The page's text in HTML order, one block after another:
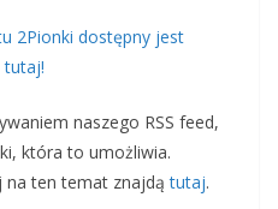
2Pionki dostępny jest
tutaj!
naszego RSS feed,
która to umożliwia.
na ten temat znajdątutaj.